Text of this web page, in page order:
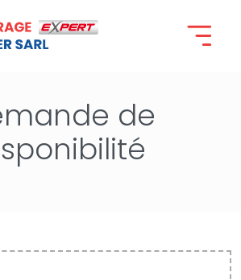
de disponibilité
de